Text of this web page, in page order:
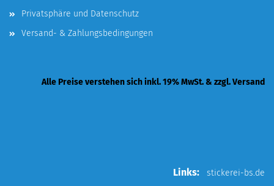
Privatsphäre und Datenschutz
Versand- & Zahlungsbedingungen
Alle Preise verstehen sich inkl. 19% MwSt. & zzgl. Versand
Links: stickerei-bs.de